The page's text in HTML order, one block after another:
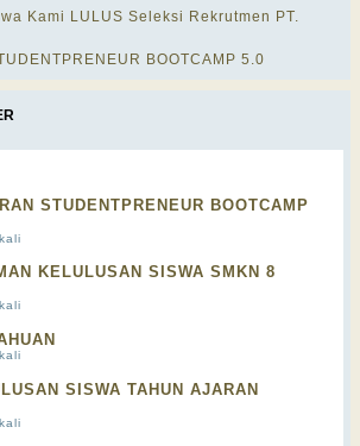
Kami LULUS Seleksi Rekrutmen PT.
BOOTCAMP 5.0
STUDENTPRENEUR BOOTCAMP
KELULUSAN SISWA SMKN 8
SISWA TAHUN AJARAN